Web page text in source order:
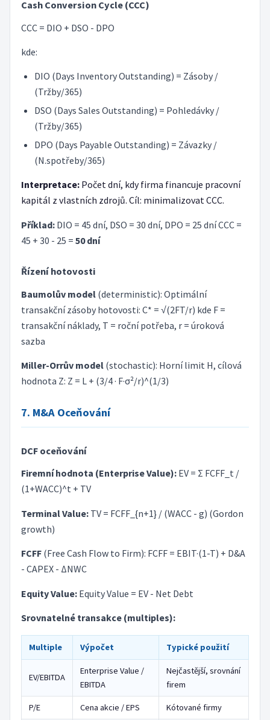
Cash Conversion Cycle (CCC)
CCC = DIO + DSO - DPO
kde:
DIO (Days Inventory Outstanding) = Zásoby /
(Tržby/365)
DSO (Days Sales Outstanding) = Pohledávky /
(Tržby/365)
DPO (Days Payable Outstanding) = Závazky /
(N.spotřeby/365)
Interpretace:Počet dní, kdy firma financuje pracovní
kapitál z vlastních zdrojů. Cíl: minimalizovat CCC.
Příklad:DIO = 45 dní, DSO = 30 dní, DPO = 25 dní CCC =
45 + 30 - 25 = 50 dní
Řízení hotovosti
Baumolův model(deterministic): Optimální
transakční zásoby hotovosti: C* = √(2FT/r) kde F =
transakční náklady, T = roční potřeba, r = úroková
sazba
Miller-Orrův model(stochastic): Horní limit H, cílová
hodnota Z: Z = L + (3/4 · F·σ²/r)^(1/3)
7. M&A Oceňování
DCF oceňování
Firemní hodnota (Enterprise Value):EV = Σ FCFF_t /
(1+WACC)^t + TV
Terminal Value:TV = FCFF_{n+1} / (WACC - g) (Gordon
growth)
FCFF(Free Cash Flow to Firm): FCFF = EBIT·(1-T) + D&A
- CAPEX - ΔNWC
Equity Value:Equity Value = EV - Net Debt
Srovnatelné transakce (multiples):
Multiple Výpočet Typické použití
EV/EBITDA
Enterprise Value /
EBITDA
Nejčastější, srovnání
firem
P/E Cena akcie / EPS Kótované firmy